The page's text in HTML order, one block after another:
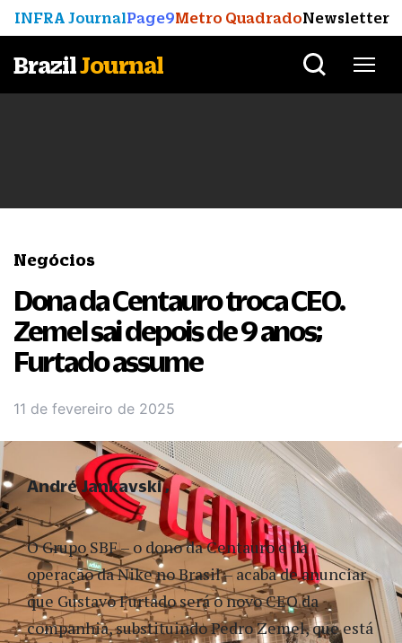
INFRA JournalPage9Metro QuadradoNewsletter
BrazilJournal
Negócios
Dona da Centauro troca CEO.
Zemel sai depois de 9 anos;
Furtado assume
11 de fevereiro de 2025
O Grupo SBF – o dono da Centauro e da
operação da Nike no Brasil – acaba de anunciar
que Gustavo Furtado será o novo CEO da
companhia, substituindo Pedro Zemel, que está
André Jankavski